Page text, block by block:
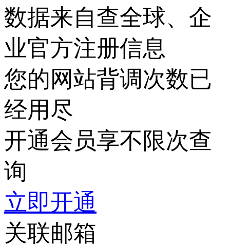
数据来自查全球、企
业官方注册信息
您的网站背调次数已
经用尽
开通会员享不限次查
询
立即开通
关联邮箱